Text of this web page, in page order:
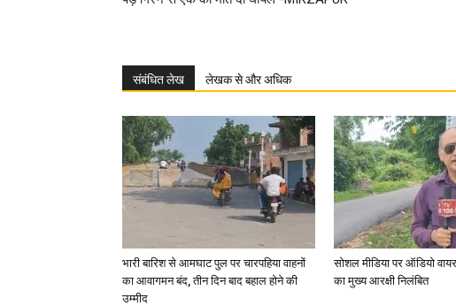
संबंधित लेख लेखक से और अधिक
भारी बारिश से आमघाट पुल पर चारपहिया वाहनों
का आवागमन बंद, तीन दिन बाद बहाल होने की
उम्मीद
सोशल मीडिया पर ऑडियो
का मुख्य आरक्षी निलंबित